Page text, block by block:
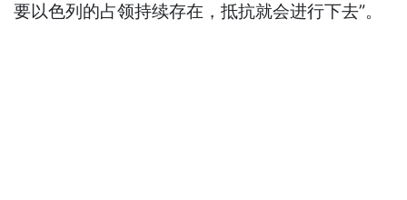
要以色列的占领持续存在，抵抗就会进行下去”。